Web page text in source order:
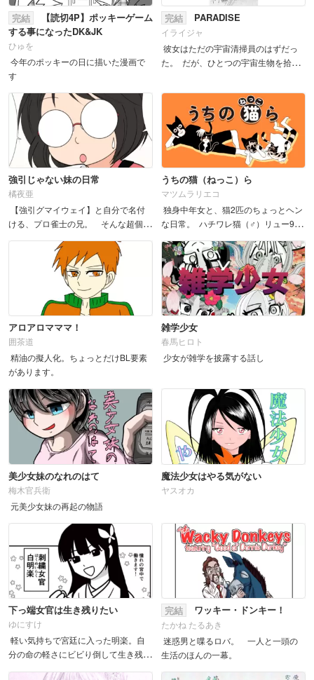
完結
【読切4P】ポッキーゲーム
する事になったDK&JK
ひゅを
今年のポッキーの日に描いた漫画で
す
完結 PARADISE
イライジャ
彼女はただの宇宙清掃員のはずだっ
た。 だが、ひとつの宇宙生物を拾っ
る。 未知の惑...
強引じゃない妹の日常
橘夜亜
【強引グマイウェイ】と自分で名付
ける、プロ雀士の兄。 そんな超個性
日常話です。 &nb...
うちの猫（ねっこ）ら
マツムラリエコ
独身中年女と、猫2匹のちょっとヘン
な日常。 ハチワレ猫（♂）リュー9
アロアロマママ！
囲茶道
精油の擬人化。ちょっとだけBL要素
があります。
雑学少女
春馬ヒロト
少女が雑学を披露する話し
美少女妹のなれのはて
梅木官兵衛
元美少女妹の再起の物語
魔法少女はやる気がない
ヤスオカ
下っ端女官は生き残りたい
ゆにすけ
軽い気持ちで宮廷に入った明楽。自
分の命の軽さにビビり倒して生き残り
完結 ワッキー・ドンキー！
たかね たるあき
迷惑男と喋るロバ。 一人と一頭の
生活のほんの一幕。